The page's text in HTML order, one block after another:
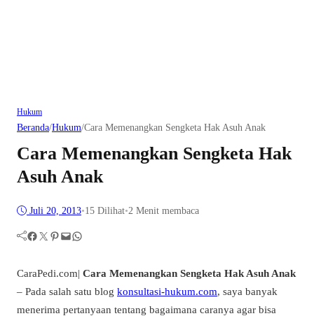
Hukum
Beranda/Hukum/Cara Memenangkan Sengketa Hak Asuh Anak
Cara Memenangkan Sengketa Hak
Asuh Anak
Juli 20, 2013•15 Dilihat•2 Menit membaca
Facebook Twitter Pinterest Mail WhatsApp
CaraPedi.com| Cara Memenangkan Sengketa Hak Asuh Anak
– Pada salah satu blog konsultasi-hukum.com, saya banyak
menerima pertanyaan tentang bagaimana caranya agar bisa